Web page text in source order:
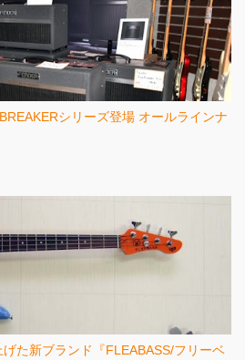
シリーズ登場 オールラインナ
た新ブランド『FLEABASS/フリーベ